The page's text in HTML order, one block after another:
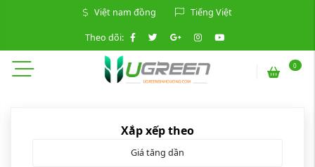
Việt nam đồng Tiếng Việt
Theo dõi:
0
Xắp xếp theo
Giá tăng dần